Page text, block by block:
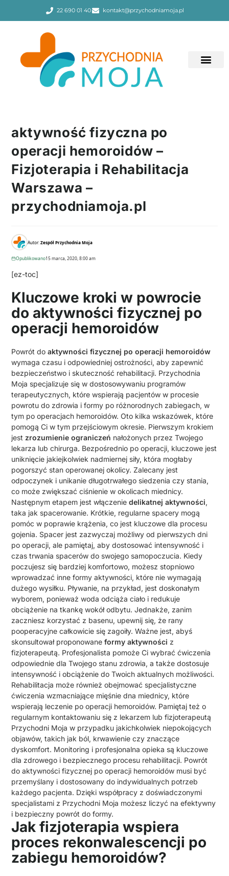
22 690 01 40 kontakt@przychodniamoja.pl
aktywność fizyczna po
operacji hemoroidów –
Fizjoterapia i Rehabilitacja
Warszawa –
przychodniamoja.pl
Autor:Zespół Przychodnia Moja
Opublikowano15 marca, 2020, 8:00 am
[ez-toc]
Kluczowe kroki w powrocie
do aktywności fizycznej po
operacji hemoroidów
Powrót doaktywności fizycznej po operacji hemoroidów
wymaga czasu i odpowiedniej ostrożności, aby zapewnić
bezpieczeństwo i skuteczność rehabilitacji. Przychodnia
Moja specjalizuje się w dostosowywaniu programów
terapeutycznych, które wspierają pacjentów w procesie
powrotu do zdrowia i formy po różnorodnych zabiegach, w
tym po operacjach hemoroidów. Oto kilka wskazówek, które
pomogą Ci w tym przejściowym okresie. Pierwszym krokiem
jestzrozumienie ograniczeń nałożonych przez Twojego
lekarza lub chirurga. Bezpośrednio po operacji, kluczowe jest
uniknięcie jakiejkolwiek nadmiernej siły, która mogłaby
pogorszyć stan operowanej okolicy. Zalecany jest
odpoczynek i unikanie długotrwałego siedzenia czy stania,
co może zwiększać ciśnienie w okolicach miednicy.
Następnym etapem jest włączeniedelikatnej aktywności,
taka jak spacerowanie. Krótkie, regularne spacery mogą
pomóc w poprawie krążenia, co jest kluczowe dla procesu
gojenia. Spacer jest zazwyczaj możliwy od pierwszych dni
po operacji, ale pamiętaj, aby dostosować intensywność i
czas trwania spacerów do swojego samopoczucia. Kiedy
poczujesz się bardziej komfortowo, możesz stopniowo
wprowadzać inne formy aktywności, które nie wymagają
dużego wysiłku. Pływanie, na przykład, jest doskonałym
wyborem, ponieważ woda odciąża ciało i redukuje
obciążenie na tkankę wokół odbytu. Jednakże, zanim
zaczniesz korzystać z basenu, upewnij się, że rany
pooperacyjne całkowicie się zagoiły. Ważne jest, abyś
skonsultował proponowaneformy aktywności z
fizjoterapeutą. Profesjonalista pomoże Ci wybrać ćwiczenia
odpowiednie dla Twojego stanu zdrowia, a także dostosuje
intensywność i obciążenie do Twoich aktualnych możliwości.
Rehabilitacja może również obejmować specjalistyczne
ćwiczenia wzmacniające mięśnie dna miednicy, które
wspierają leczenie po operacji hemoroidów. Pamiętaj też o
regularnym kontaktowaniu się z lekarzem lub fizjoterapeutą
Przychodni Moja w przypadku jakichkolwiek niepokojących
objawów, takich jak ból, krwawienie czy znaczące
dyskomfort. Monitoring i profesjonalna opieka są kluczowe
dla zdrowego i bezpiecznego procesu rehabilitacji. Powrót
do aktywności fizycznej po operacji hemoroidów musi być
przemyślany i dostosowany do indywidualnych potrzeb
każdego pacjenta. Dzięki współpracy z doświadczonymi
specjalistami z Przychodni Moja możesz liczyć na efektywny
i bezpieczny powrót do formy.
Jak fizjoterapia wspiera
proces rekonwalescencji po
zabiegu hemoroidów?